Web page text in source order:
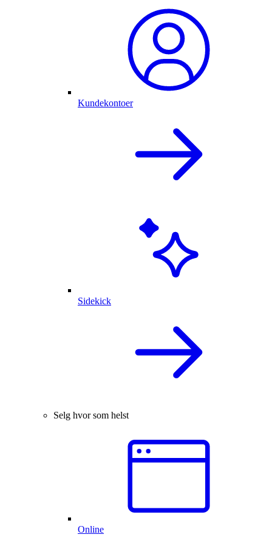
Kundekontoer
Sidekick
Selg hvor som helst
Online